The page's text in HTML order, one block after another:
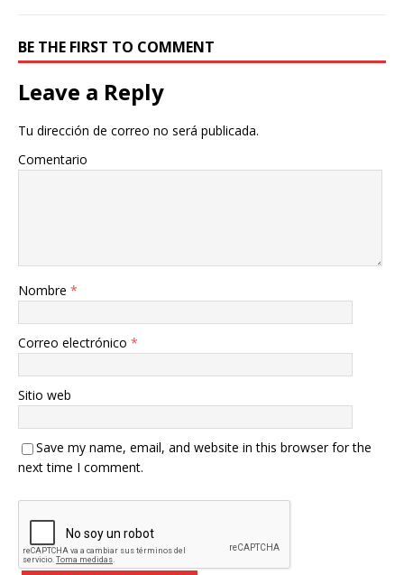
BE THE FIRST TO COMMENT
Leave a Reply
Tu dirección de correo no será publicada.
Comentario
Nombre *
Correo electrónico *
Sitio web
Save my name, email, and website in this browser for the
next time I comment.